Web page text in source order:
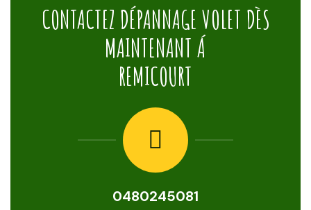
CONTACTEZ DÉPANNAGE VOLET DÈS
MAINTENANT Á
REMICOURT
0480245081